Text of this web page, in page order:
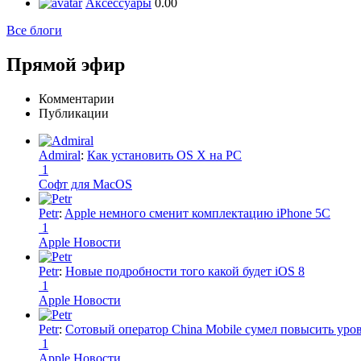
Аксессуары 0.00
Все блоги
Прямой эфир
Комментарии
Публикации
Admiral: Как установить OS X на PC
1
Софт для MacOS
Petr: Apple немного сменит комплектацию iPhone 5C
1
Apple Новости
Petr: Новые подробности того какой будет iOS 8
1
Apple Новости
Petr: Сотовый оператор China Mobile сумел повысить
1
Apple Новости